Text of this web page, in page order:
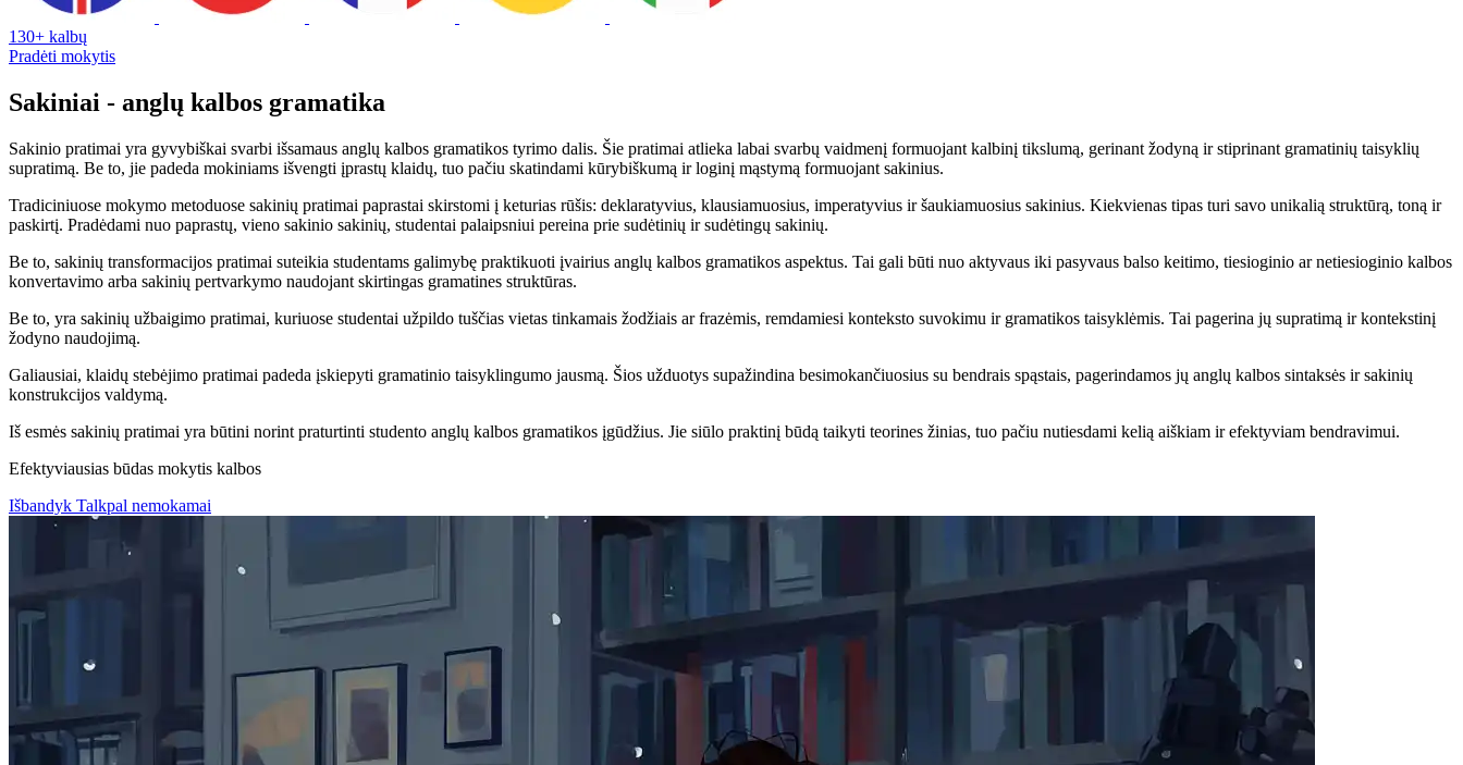
130+ kalbų
Pradėti mokytis
Sakiniai - anglų kalbos gramatika
Sakinio pratimai yra gyvybiškai svarbi išsamaus anglų kalbos gramatikos tyrimo dalis. Šie pratimai atlieka labai svarbų vaidmenį formuojant kalbinį tikslumą, gerinant žodyną ir stiprinant gramatinių taisyklių
supratimą. Be to, jie padeda mokiniams išvengti įprastų klaidų, tuo pačiu skatindami kūrybiškumą ir loginį mąstymą formuojant sakinius.
Tradiciniuose mokymo metoduose sakinių pratimai paprastai skirstomi į keturias rūšis: deklaratyvius, klausiamuosius, imperatyvius ir šaukiamuosius sakinius. Kiekvienas tipas turi savo unikalią struktūrą, toną ir
paskirtį. Pradėdami nuo paprastų, vieno sakinio sakinių, studentai palaipsniui pereina prie sudėtinių ir sudėtingų sakinių.
Be to, sakinių transformacijos pratimai suteikia studentams galimybę praktikuoti įvairius anglų kalbos gramatikos aspektus. Tai gali būti nuo aktyvaus iki pasyvaus balso keitimo, tiesioginio ar netiesioginio kalbos
konvertavimo arba sakinių pertvarkymo naudojant skirtingas gramatines struktūras.
Be to, yra sakinių užbaigimo pratimai, kuriuose studentai užpildo tuščias vietas tinkamais žodžiais ar frazėmis, remdamiesi konteksto suvokimu ir gramatikos taisyklėmis. Tai pagerina jų supratimą ir kontekstinį
žodyno naudojimą.
Galiausiai, klaidų stebėjimo pratimai padeda įskiepyti gramatinio taisyklingumo jausmą. Šios užduotys supažindina besimokančiuosius su bendrais spąstais, pagerindamos jų anglų kalbos sintaksės ir sakinių
konstrukcijos valdymą.
Iš esmės sakinių pratimai yra būtini norint praturtinti studento anglų kalbos gramatikos įgūdžius. Jie siūlo praktinį būdą taikyti teorines žinias, tuo pačiu nutiesdami kelią aiškiam ir efektyviam bendravimui.
Efektyviausias būdas mokytis kalbos
Išbandyk Talkpal nemokamai